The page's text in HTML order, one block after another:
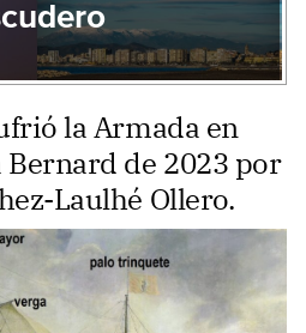
la Armada en
de 2023 por
Laulhé Ollero.